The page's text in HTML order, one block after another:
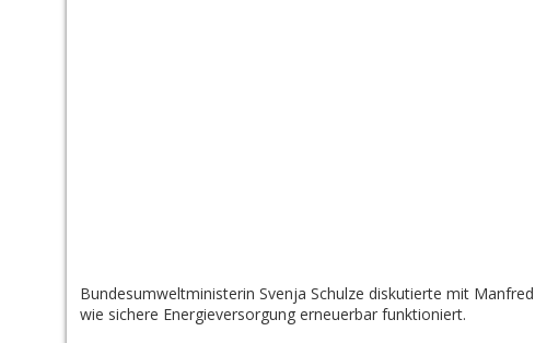
Bundesumweltministerin Svenja Schulze diskutierte mit
wie sichere Energieversorgung erneuerbar funktioniert.